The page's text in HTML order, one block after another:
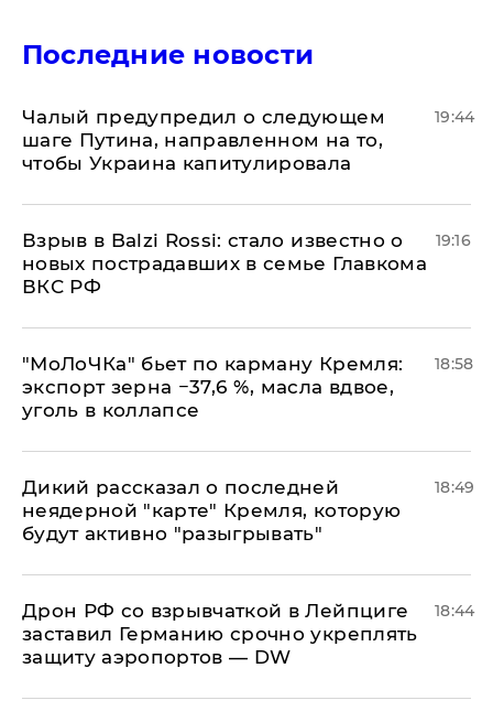
Последние новости
Чалый предупредил о следующем
шаге Путина, направленном на то,
чтобы Украина капитулировала
19:44
Взрыв в Balzi Rossi: стало известно о
новых пострадавших в семье Главкома
ВКС РФ
19:16
​"МоЛоЧКа" бьет по карману Кремля:
экспорт зерна −37,6 %, масла вдвое,
уголь в коллапсе
18:58
Дикий рассказал о последней
неядерной "карте" Кремля, которую
будут активно "разыгрывать"
18:49
​Дрон РФ со взрывчаткой в Лейпциге
заставил Германию срочно укреплять
защиту аэропортов — DW
18:44